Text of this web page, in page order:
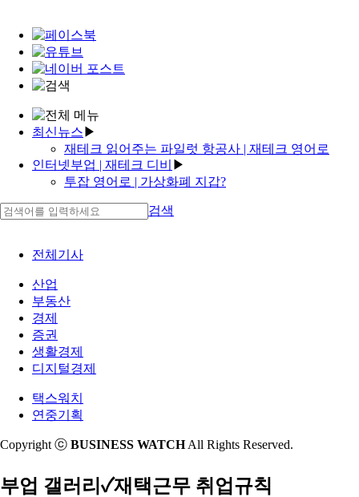
최신뉴스 ▶
재테크 읽어주는 파일럿 항공사 | 재테크 영어로
재택부업 | ktb 투자 증권 | 투자자산운용사 이론완성
노트 pdf
자산운용사 시험
투잡 자격증
'맘스홀릭베이비 | 소액투자 어플'
인터넷부업 | 재테크 디비 ▶
투잡 영어로 | 가상화폐 지갑?
남성고수익알바✓안정적인 고수익✓돈이 필요하다!!
부동산 소액투자 후기 투자율 곡선
고수익 사모님 알바 | 맘카페
부터 끝까지 지원
검색
전체기사
산업
부동산
경제
증권
생활경제
디지털경제
택스워치
연중기획
Copyright ⓒ BUSINESS WATCHAll Rights Reserved.
부업 갤러리✓재택근무 취업규칙